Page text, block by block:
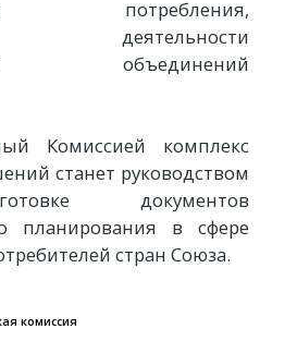
потребления,
деятельности
объединений
Комиссией комплекс
станет руководством
документов
планирования в сфере
стран Союза.
комиссия